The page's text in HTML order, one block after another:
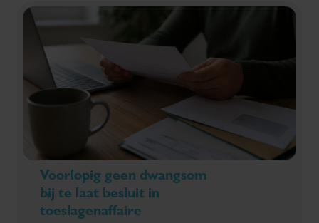
Voorlopig geen dwangsom
bij te laat besluit in
toeslagenaffaire